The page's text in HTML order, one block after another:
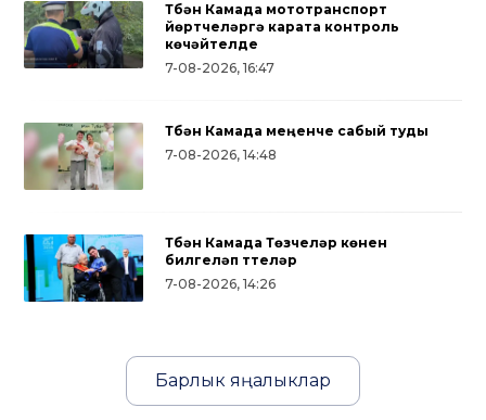
Түбән Камада мототранспорт
йөртүчеләргә карата контроль
көчәйтелде
7-08-2026, 16:47
Түбән Камада меңенче сабый туды
7-08-2026, 14:48
Түбән Камада Төзүчеләр көнен
билгеләп үттеләр
7-08-2026, 14:26
Барлык яңалыклар